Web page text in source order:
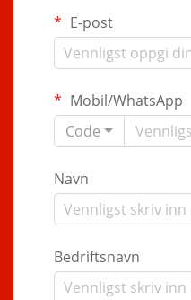
E-post
Mobil/WhatsApp
Code
Navn
Bedriftsnavn